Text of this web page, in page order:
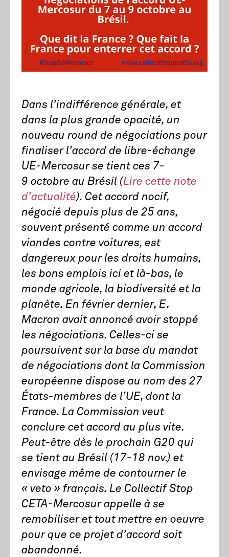
Dans l’indifférence générale, et
dans la plus grande opacité, un
nouveau round de négociations pour
finaliser l’accord de libre-échange
UE-Mercosur se tient ces 7-
9 octobre au Brésil (Lire cette note
d’actualité). Cet accord nocif,
négocié depuis plus de 25 ans,
souvent présenté comme un accord
viandes contre voitures, est
dangereux pour les droits humains,
les bons emplois ici et là-bas, le
monde agricole, la biodiversité et la
planète. En février dernier, E.
Macron avait annoncé avoir stoppé
les négociations. Celles-ci se
poursuivent sur la base du mandat
de négociations dont la Commission
européenne dispose au nom des 27
États-membres de l’UE, dont la
France. La Commission veut
conclure cet accord au plus vite.
Peut-être dès le prochain G20 qui
se tient au Brésil (17-18 nov.) et
envisage même de contourner le
« veto » français. Le Collectif Stop
CETA-Mercosur appelle à se
remobiliser et tout mettre en oeuvre
pour que ce projet d’accord soit
abandonné.